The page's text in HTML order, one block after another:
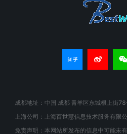
成都地址：中国 成都 青羊区东城根上街
上海公司：上海百世慧信息技术服务有限
免责声明：本网站所发布的信息中可能未